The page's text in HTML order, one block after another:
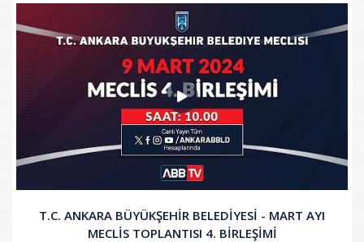
T.C. ANKARA BÜYÜKŞEHİR BELEDİYESİ - MART AYI
MECLİS TOPLANTISI 4. BİRLEŞİMİ